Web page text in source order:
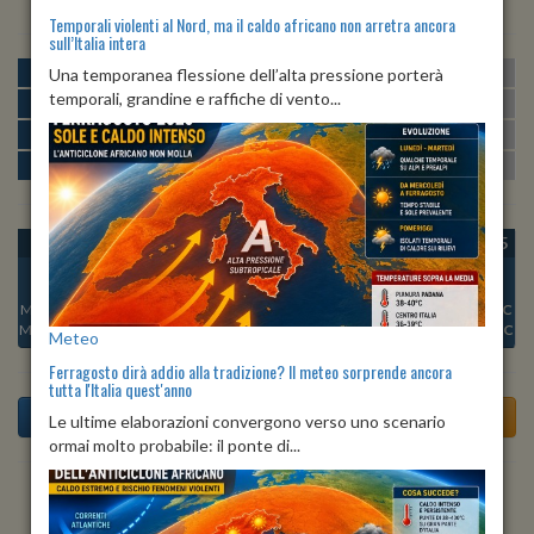
MATTINA min:15º max:22º U:
POMERIGGIO min:22º max:23º
SERA min:19º max:24º U:82% 99%
NOTTE min: 16º max:18º U:96%
OGGI
Min:
16°C
Max:18°C
LUN 10
Min:
Max:18°C
MAR 11
Min:16°C
Max:19°C
MER 12
Min:
16°C
Max:18°C
GIO 13
Max:18°C
VEN 14
Min:19°C
Max:19°C
SAB 15
19°C
Max:19°C
Previsioni del Tempo a Andalo tra 4 giorni
Temporali violenti al Nord, ma il caldo africano non arretra ancora
sull’Italia intera
Una temporanea flessione dell’alta pressione porterà
temporali, grandine e raffiche di vento...
Meteo
Ferragosto dirà addio alla tradizione? Il meteo sorprende ancora
tutta l'Italia quest'anno
Le ultime elaborazioni convergono verso uno scenario
ormai molto probabile: il ponte di...